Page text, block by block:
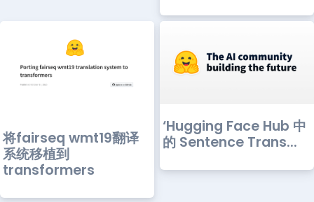
将fairseq wmt19翻译
系统移植到
transformers
‘Hugging Face Hub 中
的 Sentence Trans...